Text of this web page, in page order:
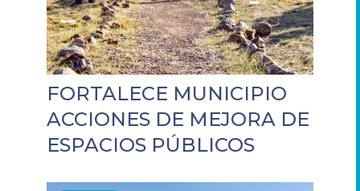
FORTALECE MUNICIPIO
ACCIONES DE MEJORA DE
ESPACIOS PÚBLICOS